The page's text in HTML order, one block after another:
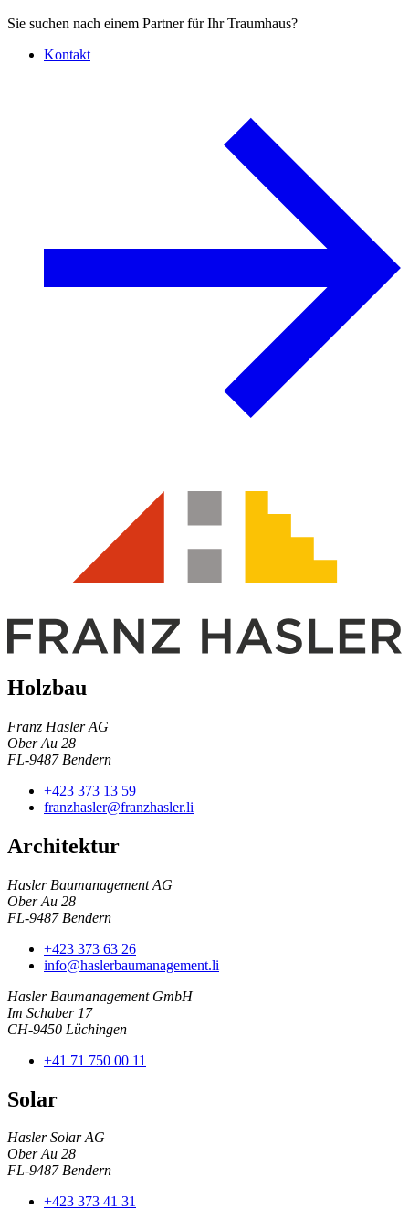
Sie suchen nach einem Partner für Ihr Traumhaus?
Kontakt
Holzbau
Franz Hasler AG
Ober Au 28
FL-9487 Bendern
+423 373 13 59
franzhasler@franzhasler.li
Architektur
Hasler Baumanagement AG
Ober Au 28
FL-9487 Bendern
+423 373 63 26
info@haslerbaumanagement.li
Hasler Baumanagement GmbH
Im Schaber 17
CH-9450 Lüchingen
+41 71 750 00 11
Solar
Hasler Solar AG
Ober Au 28
FL-9487 Bendern
+423 373 41 31